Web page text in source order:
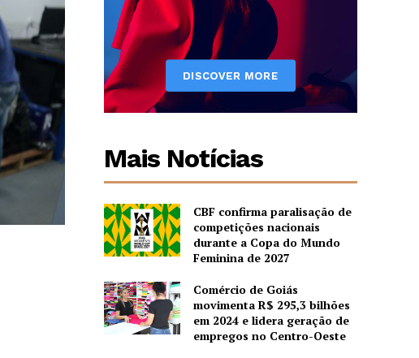
Mais Notícias
CBF confirma paralisação de
competições nacionais
durante a Copa do Mundo
Feminina de 2027
Comércio de Goiás
movimenta R$ 295,3 bilhões
em 2024 e lidera geração de
empregos no Centro-Oeste